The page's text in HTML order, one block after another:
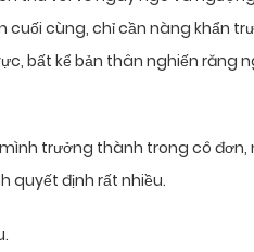
cùng, chỉ cần nàng khẩn
bất kể bản thân nghiến răng
trưởng thành trong cô đơn,
quyết định rất nhiều.